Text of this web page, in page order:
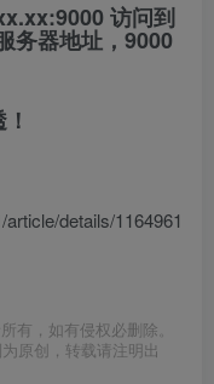
访问到
务器地址，9000
details/1164961
有，如有侵权必删除。
原创，转载请注明出